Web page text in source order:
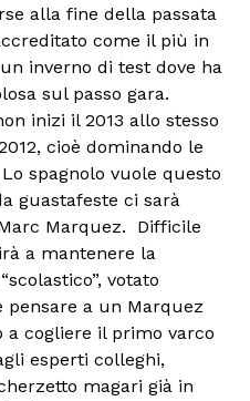
alla fine della passata
come il più in
inverno di test dove ha
sul passo gara.
inizi il 2013 allo stesso
cioè dominando le
spagnolo vuole questo
guastafeste ci sarà
Marquez. Difficile
a mantenere la
votato
pensare a un Marquez
cogliere il primo varco
esperti colleghi,
magari già in